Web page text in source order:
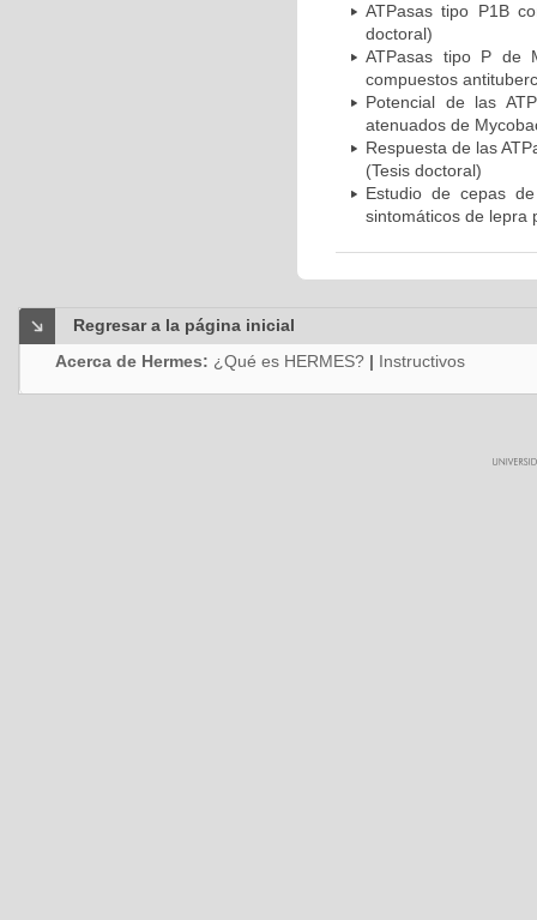
ATPasas tipo P1B
doctoral)
ATPasas tipo P de
compuestos
Potencial de las
atenuados de
Respuesta de las
(Tesis doctoral)
Estudio de cepas
sintomáticos de lepra
Regresar a la página inicial
Acerca de Hermes: ¿Qué es HERMES? | Instructivos